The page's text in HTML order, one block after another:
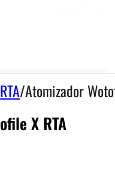
RTA/Atomizador
X RTA